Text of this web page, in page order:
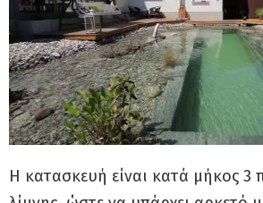
Η κατασκευή είναι κατά μήκος 3